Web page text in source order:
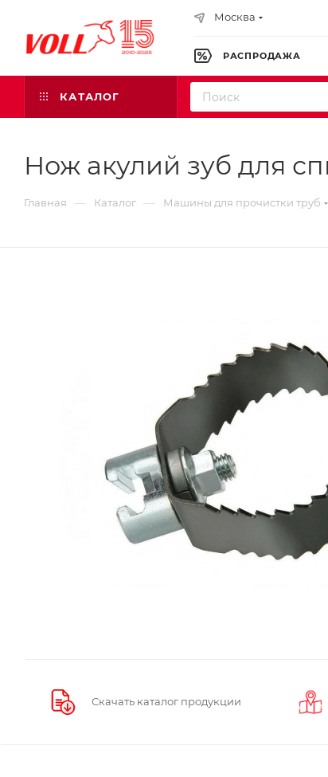
Москва
РАСПРОДАЖА
КАТАЛОГ
Нож акулий зуб для
Главная — Каталог — Машины для прочистки труб
Скачать каталог продукции